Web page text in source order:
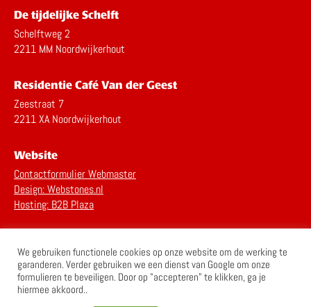
De tijdelijke Schelft
Schelftweg 2
2211 MM Noordwijkerhout
Residentie Café Van der Geest
Zeestraat 7
2211 XA Noordwijkerhout
Website
Contactformulier Webmaster
Design: Webstones.nl
Hosting: B2B Plaza
Disclaimer
We gebruiken functionele cookies op onze website om de werking te
garanderen. Verder gebruiken we een dienst van Google om onze
formulieren te beveiligen. Door op "accepteren" te klikken, ga je
hiermee akkoord..